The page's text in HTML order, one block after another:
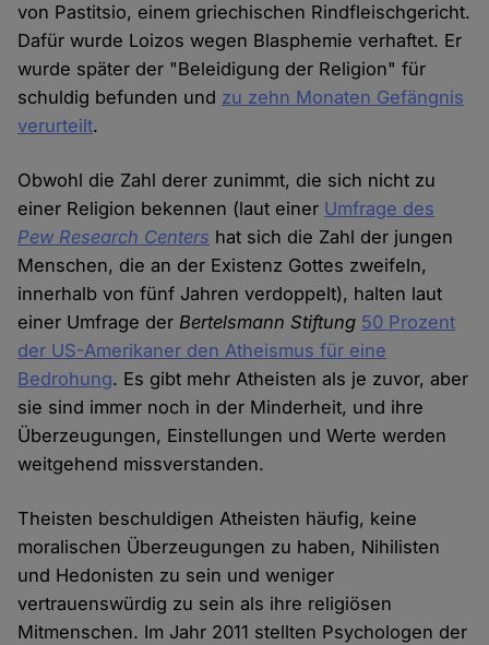
von Pastitsio, einem griechischen Rindfleischgericht.
Dafür wurde Loizos wegen Blasphemie verhaftet. Er
wurde später der "Beleidigung der Religion" für
schuldig befunden und zu zehn Monaten Gefängnis
verurteilt.
Obwohl die Zahl derer zunimmt, die sich nicht zu
einer Religion bekennen (laut einer Umfrage des
Pew Research Centers hat sich die Zahl der jungen
Menschen, die an der Existenz Gottes zweifeln,
innerhalb von fünf Jahren verdoppelt), halten laut
einer Umfrage derBertelsmann Stiftung 50 Prozent
der US-Amerikaner den Atheismus für eine
Bedrohung. Es gibt mehr Atheisten als je zuvor, aber
sie sind immer noch in der Minderheit, und ihre
Überzeugungen, Einstellungen und Werte werden
weitgehend missverstanden.
Theisten beschuldigen Atheisten häufig, keine
moralischen Überzeugungen zu haben, Nihilisten
und Hedonisten zu sein und weniger
vertrauenswürdig zu sein als ihre religiösen
Mitmenschen. Im Jahr 2011 stellten Psychologen der